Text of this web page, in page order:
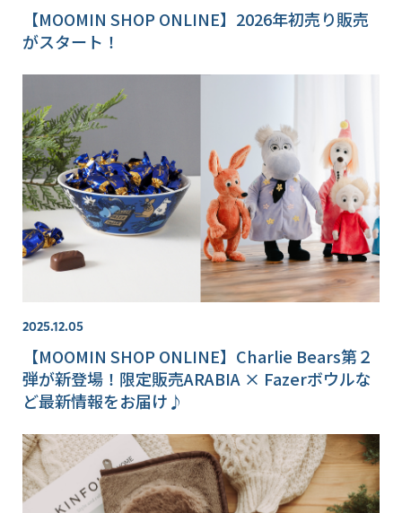
【MOOMIN SHOP ONLINE】2026年初売り販売
がスタート！
2025.12.05
【MOOMIN SHOP ONLINE】Charlie Bears第２
弾が新登場！限定販売ARABIA × Fazerボウルな
ど最新情報をお届け♪